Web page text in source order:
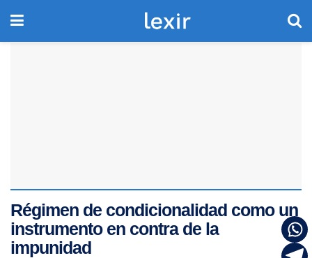
Régimen de condicionalidad como un
instrumento en contra de la
impunidad